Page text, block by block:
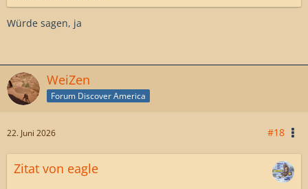
Würde sagen, ja
WeiZen
Forum Discover America
22. Juni 2026 #18
Zitat von eagle